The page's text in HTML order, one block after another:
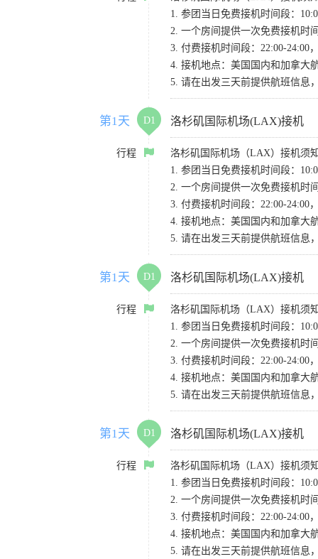
1. 参团当日免费接机时间段：
2. 一个房间提供一次免费接机时
3. 付费接机时间段：22:00-24:00
4. 接机地点：美国国内和加拿大
5. 请在出发三天前提供航班信息
第1天 D1 洛杉矶国际机场(LAX)接机
行程
洛杉矶国际机场（LAX）接机须
1. 参团当日免费接机时间段：
2. 一个房间提供一次免费接机时
3. 付费接机时间段：22:00-24:00
4. 接机地点：美国国内和加拿大
5. 请在出发三天前提供航班信息
第1天 D1 洛杉矶国际机场(LAX)接机
行程
洛杉矶国际机场（LAX）接机须
1. 参团当日免费接机时间段：
2. 一个房间提供一次免费接机时
3. 付费接机时间段：22:00-24:00
4. 接机地点：美国国内和加拿大
5. 请在出发三天前提供航班信息
第1天 D1 洛杉矶国际机场(LAX)接机
行程
洛杉矶国际机场（LAX）接机须
1. 参团当日免费接机时间段：
2. 一个房间提供一次免费接机时
3. 付费接机时间段：22:00-24:00
4. 接机地点：美国国内和加拿大
5. 请在出发三天前提供航班信息